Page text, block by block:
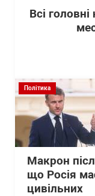
Всі
Політика
Макрон
що Росія
цивільних